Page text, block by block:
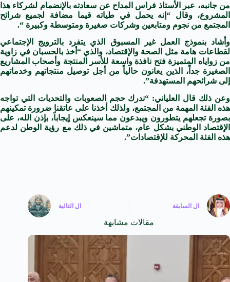
من جانبه، عبر الأستاذ فراس المداح عن سعادته بالإنضمام لشركاء هذا
المشروع، وقال “إنه يحمل في طياته قيما مضافة لجميع شرائح
المجتمع من نجوم ومتابعين وشركات صغيرة ومتوسطة وكبيرة “.
وأشاد بنموذج العمل غير المسبوق الذي يتفرد بالترويج الإجتماعي
لقطاعات هامة مثل الصحة والإقتصاد، والذي “أخذ بالحسبان في زاوية
من زواياه المتميزة فتح نافذة واسعة للأسر المنتجة وأصحاب المشاريع
الصغيرة جداً، الذين يعانون حالياً من أجل توصيل منتجاتهم وخدماتهم
إلى شرائحهم المستهدفة”.
وعن ذلك قال العلياني: “ندرك حجم الصعوبات والتحديات التي تواجه
هذه الفئة المهمة من المجتمع، ولذلك أخذنا على عاتقنا ضرورة تمكينهم
بصورة تجعلهم يتطورون ويبدعون مما سينعكس إيجاباً، بإذن الله، على
الإقتصاد الوطني بشكل عام، متماشين في ذلك مع رؤية الوطن لدعم
هذه الفئة المحركة للإقتصادات”.
ال السابقة ال التالية
مقالات مشابهة